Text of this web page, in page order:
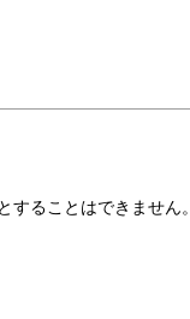
することはできません。